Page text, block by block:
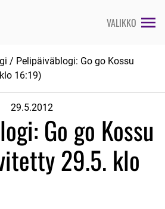
VALIKKO
/ Pelipäiväblogi: Go go Kossu
16:19)
29.5.2012
Go go Kossu
29.5. klo